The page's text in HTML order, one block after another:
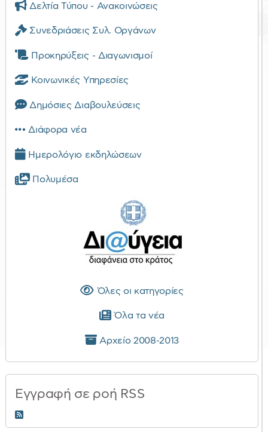
Δελτία Τύπου - Ανακοινώσεις
Συνεδριάσεις Συλ. Οργάνων
Προκηρύξεις - Διαγωνισμοί
Κοινωνικές Υπηρεσίες
Δημόσιες Διαβουλεύσεις
Διάφορα νέα
Ημερολόγιο εκδηλώσεων
Πολυμέσα
Όλες οι κατηγορίες
Όλα τα νέα
Αρχείο 2008-2013
Εγγραφή σε ροή RSS
RSS 2.0